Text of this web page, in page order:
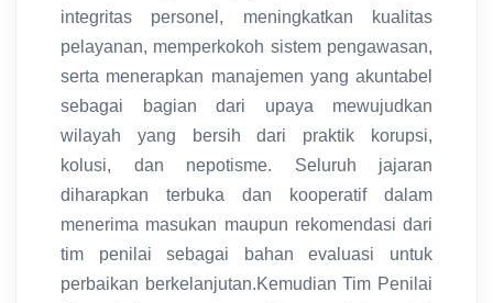
integritas personel, meningkatkan kualitas
pelayanan, memperkokoh sistem pengawasan,
serta menerapkan manajemen yang akuntabel
sebagai bagian dari upaya mewujudkan
wilayah yang bersih dari praktik korupsi,
kolusi, dan nepotisme. Seluruh jajaran
diharapkan terbuka dan kooperatif dalam
menerima masukan maupun rekomendasi dari
tim penilai sebagai bahan evaluasi untuk
perbaikan berkelanjutan.Kemudian Tim Penilai